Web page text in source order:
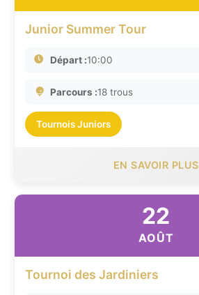
Junior Summer Tour
Départ :10:00
Parcours :18 trous
Tournois Juniors
EN SAVOIR PLUS
22
AOÛT
Tournoi des Jardiniers